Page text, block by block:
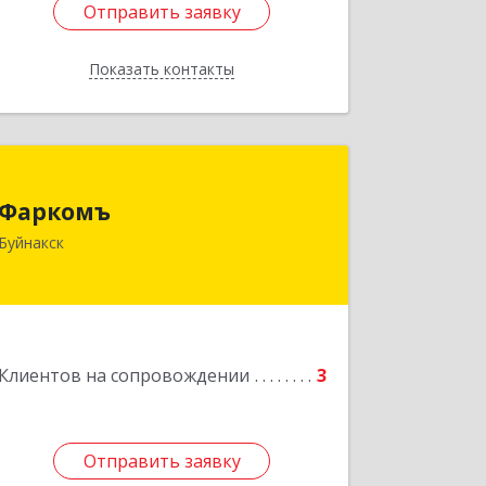
Отправить заявку
Показать контакты
Отправить заявку
Назад
Фаркомъ
Буйнакск
Клиентов на сопровождении 3
Отправить заявку
Отправить заявку